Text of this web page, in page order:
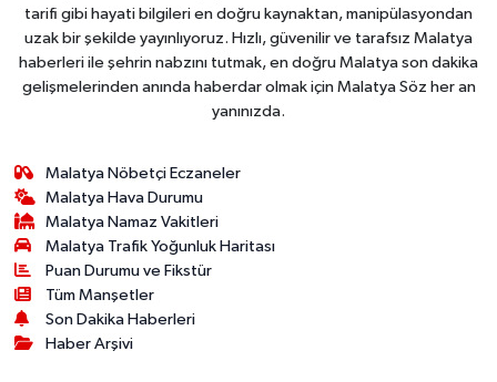
tarifi gibi hayati bilgileri en doğru kaynaktan, manipülasyondan
uzak bir şekilde yayınlıyoruz. Hızlı, güvenilir ve tarafsız Malatya
haberleri ile şehrin nabzını tutmak, en doğru Malatya son dakika
gelişmelerinden anında haberdar olmak için Malatya Söz her an
yanınızda.
Malatya Nöbetçi Eczaneler
Malatya Hava Durumu
Malatya Namaz Vakitleri
Malatya Trafik Yoğunluk Haritası
Puan Durumu ve Fikstür
Tüm Manşetler
Son Dakika Haberleri
Haber Arşivi